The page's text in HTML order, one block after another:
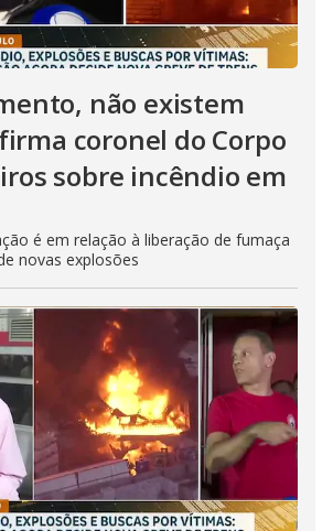
não existem
coronel do Corpo
sobre incêndio em
é em relação à liberação de fumaça
novas explosões